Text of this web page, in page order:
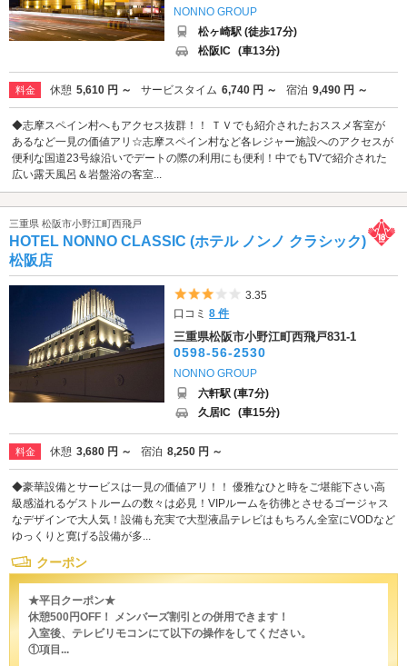
NONNO GROUP
松ヶ崎駅 (徒歩17分)
松阪IC (車13分)
料金 休憩 5,610 円 ～ サービスタイム 6,740 円 ～ 宿泊 9,490 円 ～
◆志摩スペイン村へもアクセス抜群！！ ＴＶでも紹介されたおススメ客室が
あるなど一見の価値アリ☆志摩スペイン村など各レジャー施設へのアクセスが
便利な国道23号線沿いでデートの際の利用にも便利！中でもTVで紹介された
広い露天風呂＆岩盤浴の客室...
三重県 松阪市小野江町西飛戸
HOTEL NONNO CLASSIC (ホテル ノンノ クラシック)
松阪店
5つ星のうち3
3.35
口コミ8 件
三重県松阪市小野江町西飛戸831-1
0598-56-2530
NONNO GROUP
六軒駅 (車7分)
久居IC (車15分)
料金 休憩 3,680 円 ～ 宿泊 8,250 円 ～
◆豪華設備とサービスは一見の価値アリ！！ 優雅なひと時をご堪能下さい高
級感溢れるゲストルームの数々は必見！VIPルームを彷彿とさせるゴージャス
なデザインで大人気！設備も充実で大型液晶テレビはもちろん全室にVODなど
ゆっくりと寛げる設備が多...
クーポン
★平日クーポン★
休憩500円OFF！ メンバーズ割引との併用できます！
入室後、テレビリモコンにて以下の操作をしてください。
①項目...